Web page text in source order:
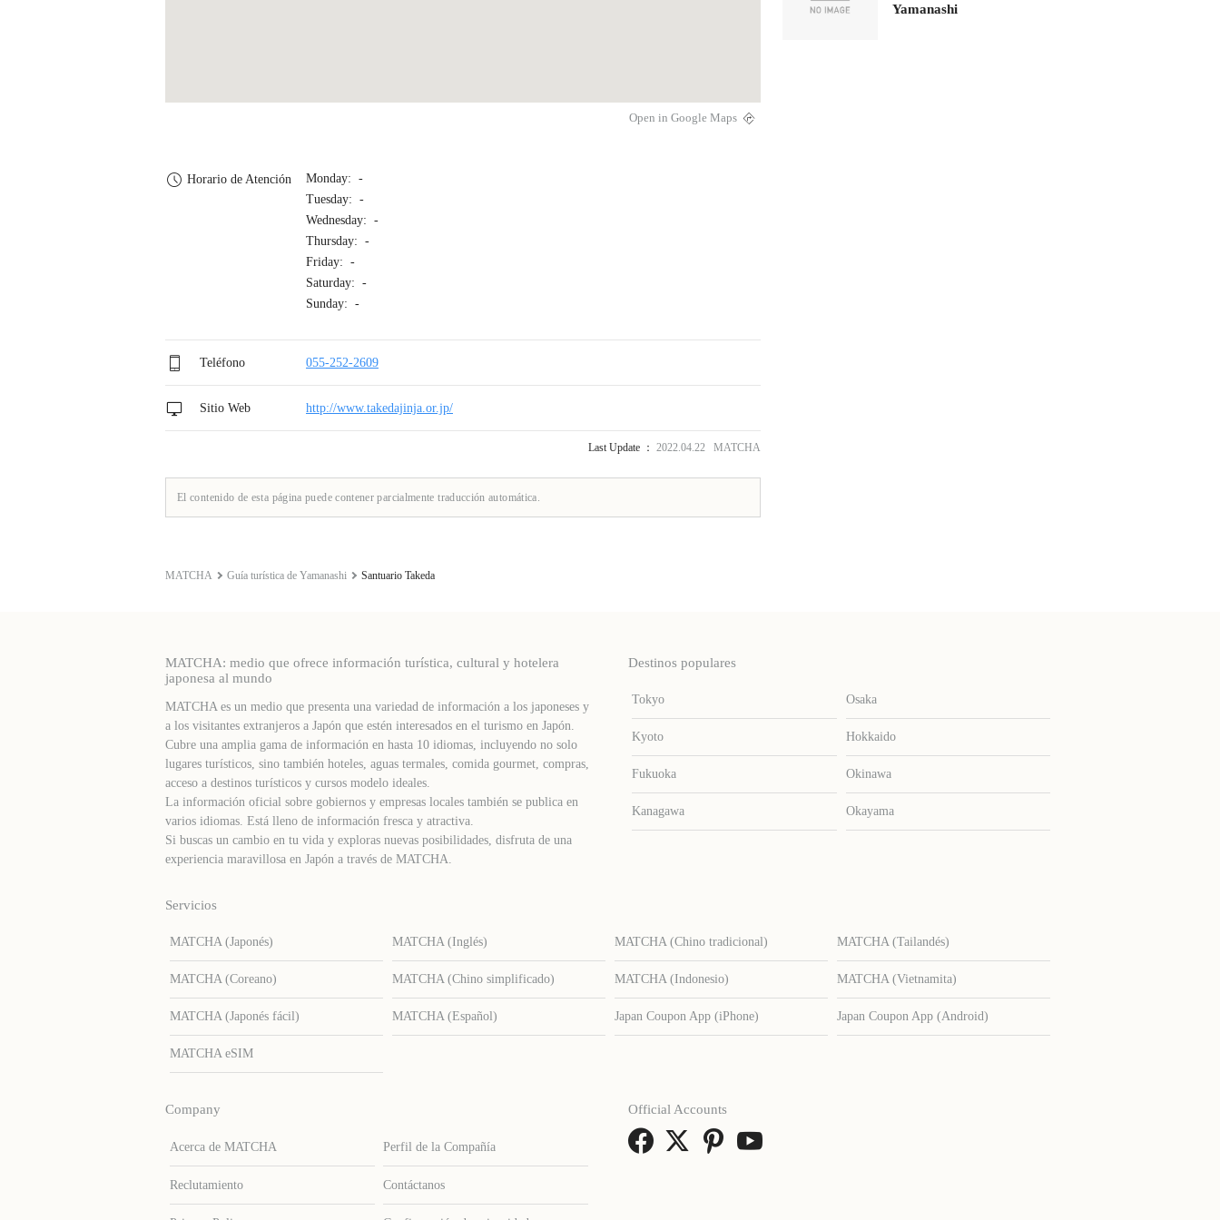
Open in Google Maps
Horario de Atención
Monday: -
Tuesday: -
Wednesday: -
Thursday: -
Friday: -
Saturday: -
Sunday: -
Teléfono 055-252-2609
Sitio Web http://www.takedajinja.or.jp/
Last Update ： 2022.04.22 MATCHA
El contenido de esta página puede contener parcialmente traducción automática.
Yamanashi
MATCHA Guía turística de Yamanashi Santuario Takeda
MATCHA: medio que ofrece información turística, cultural y hotelera
japonesa al mundo
MATCHA es un medio que presenta una variedad de información a los japoneses y
a los visitantes extranjeros a Japón que estén interesados ​​en el turismo en Japón.
Cubre una amplia gama de información en hasta 10 idiomas, incluyendo no solo
lugares turísticos, sino también hoteles, aguas termales, comida gourmet, compras,
acceso a destinos turísticos y cursos modelo ideales.
La información oficial sobre gobiernos y empresas locales también se publica en
varios idiomas. Está lleno de información fresca y atractiva.
Si buscas un cambio en tu vida y exploras nuevas posibilidades, disfruta de una
experiencia maravillosa en Japón a través de MATCHA.
Destinos populares
Tokyo Osaka
Kyoto Hokkaido
Fukuoka Okinawa
Kanagawa Okayama
Servicios
MATCHA (Japonés) MATCHA (Inglés) MATCHA (Chino tradicional) MATCHA (Tailandés)
MATCHA (Coreano) MATCHA (Chino simplificado) MATCHA (Indonesio) MATCHA (Vietnamita)
MATCHA (Japonés fácil) MATCHA (Español) Japan Coupon App (iPhone) Japan Coupon App (Android)
MATCHA eSIM
Company
Acerca de MATCHA Perfil de la Compañía
Reclutamiento Contáctanos
Official Accounts